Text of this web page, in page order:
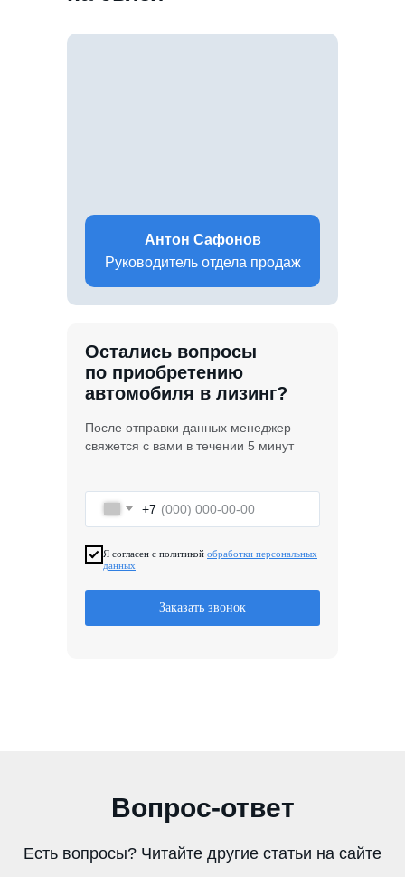
+7
Я согласен с политикой обработки персональных
данных
Заказать звонок
Остались вопросы
по приобретению
автомобиля в лизинг?
После отправки данных менеджер
свяжется с вами в течении 5 минут
Антон Сафонов
Руководитель отдела продаж
Вопрос-ответ
Есть вопросы? Читайте другие статьи на сайте